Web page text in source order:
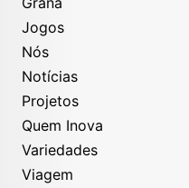
Jogos
Nós
Notícias
Projetos
Quem Inova
Variedades
Viagem